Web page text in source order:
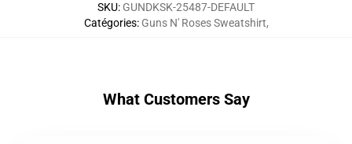
SKU: GUNDKSK-25487-DEFAULT
Catégories: Guns N' Roses Sweatshirt,
What Customers Say